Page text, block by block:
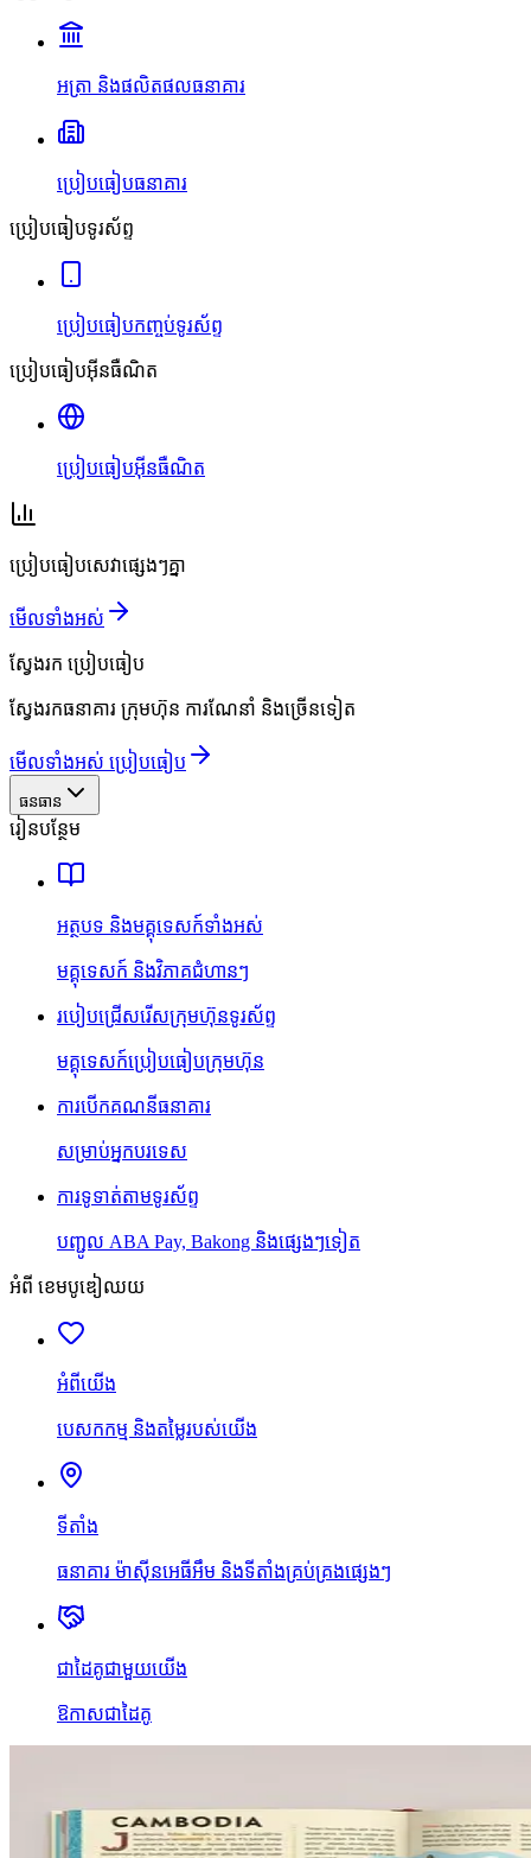
អត្រា និងផលិតផលធនាគារ
ប្រៀបធៀបធនាគារ
ប្រៀបធៀបទូរស័ព្ទ
ប្រៀបធៀបកញ្ចប់ទូរស័ព្ទ
ប្រៀបធៀបអ៊ីនធឺណិត
ប្រៀបធៀបអ៊ីនធឺណិត
ប្រៀបធៀបសេវាផ្សេងៗគ្នា
មើលទាំងអស់
ស្វែងរក ប្រៀបធៀប
ស្វែងរកធនាគារ ក្រុមហ៊ុន ការណែនាំ និងច្រើនទៀត
មើលទាំងអស់ ប្រៀបធៀប
ធនធាន
រៀនបន្ថែម
អត្ថបទ និងមគ្គុទេសក៍ទាំងអស់
មគ្គុទេសក៍ និងវិភាគជំហានៗ
របៀបជ្រើសរើសក្រុមហ៊ុនទូរស័ព្ទ
មគ្គុទេសក៍ប្រៀបធៀបក្រុមហ៊ុន
ការបើកគណនីធនាគារ
សម្រាប់អ្នកបរទេស
ការទូទាត់តាមទូរស័ព្ទ
បញ្ជូល ABA Pay, Bakong និងផ្សេងៗទៀត
អំពី ខេមបូឌៀឈយ
អំពីយើង
បេសកកម្ម និងតម្លៃរបស់យើង
ទីតាំង
ធនាគារ ម៉ាស៊ីនអេធីអឹម និងទីតាំងគ្រប់គ្រងផ្សេងៗ
ជាដៃគូជាមួយយើង
ឱកាសជាដៃគូ